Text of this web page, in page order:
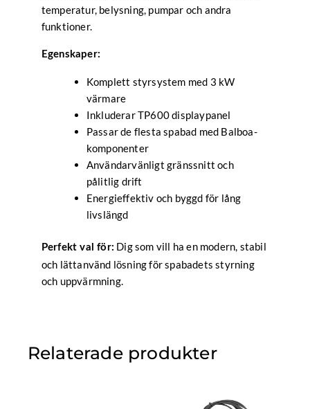
temperatur, belysning, pumpar och andra
funktioner.
Egenskaper:
Komplett styrsystem med 3 kW
värmare
Inkluderar TP600 displaypanel
Passar de flesta spabad med Balboa-
komponenter
Användarvänligt gränssnitt och
pålitlig drift
Energieffektiv och byggd för lång
livslängd
Perfekt val för: Dig som vill ha en modern, stabil
och lättanvänd lösning för spabadets styrning
och uppvärmning.
Relaterade produkter